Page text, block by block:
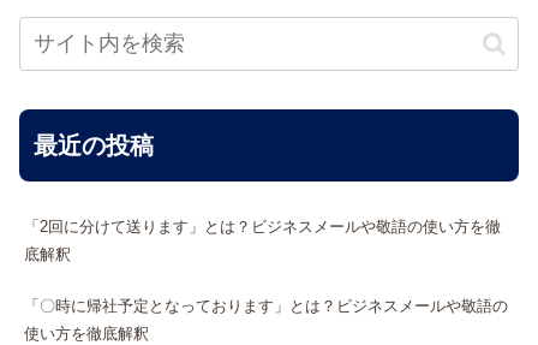
最近の投稿
「2回に分けて送ります」とは？ビジネスメールや敬語の使い方を徹
底解釈
「〇時に帰社予定となっております」とは？ビジネスメールや敬語の
使い方を徹底解釈